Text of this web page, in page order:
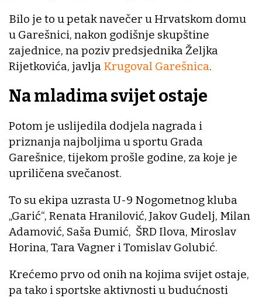
Bilo je to u petak navečer u Hrvatskom domu
u Garešnici, nakon godišnje skupštine
zajednice, na poziv predsjednika Željka
Rijetkovića, javlja Krugoval Garešnica.
Na mladima svijet ostaje
Potom je uslijedila dodjela nagrada i
priznanja najboljima u sportu Grada
Garešnice, tijekom prošle godine, za koje je
upriličena svečanost.
To su ekipa uzrasta U-9 Nogometnog kluba
„Garić“, Renata Hranilović, Jakov Gudelj, Milan
Adamović, Saša Đumić, ŠRD Ilova, Miroslav
Horina, Tara Vagner i Tomislav Golubić.
Krećemo prvo od onih na kojima svijet ostaje,
pa tako i sportske aktivnosti u budućnosti